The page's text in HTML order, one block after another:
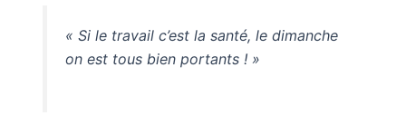
« Si le travail c’est la santé, le dimanche
on est tous bien portants ! »